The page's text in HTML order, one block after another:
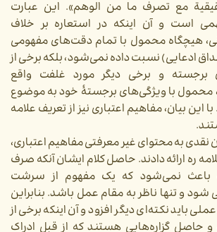
مع تصرف ما من الوهم». این عبارت
است و آن اینکه در استعاره بر خلاف
هیچگاه محمول با تمام دقت‌های مفهومی
ادعایی) نسبت داده نمی‌شود، بلکه برخی از
برجسته و برخی دیگر مورد غلفت واقع
محمول با ویژگی‌های برجستۀ خود به موضوع
این بیان، مفاهیم اعتباری نیز از تعریف علامه
نقدی به محتوای غیر معرفتی مفاهیم اعتباری،
ره ارائه دادند. حاصل کلام ایشان آنکه صرف
باعث نمی‌شود که یک مفهوم از سرشت
و تنها ناظر به مقام عمل باشد. بنابراین
باید نکته‌ای دیگر افزود و آن اینکه برخی از
حاصل گزاره‌هایی هستند که از قبل ادراک